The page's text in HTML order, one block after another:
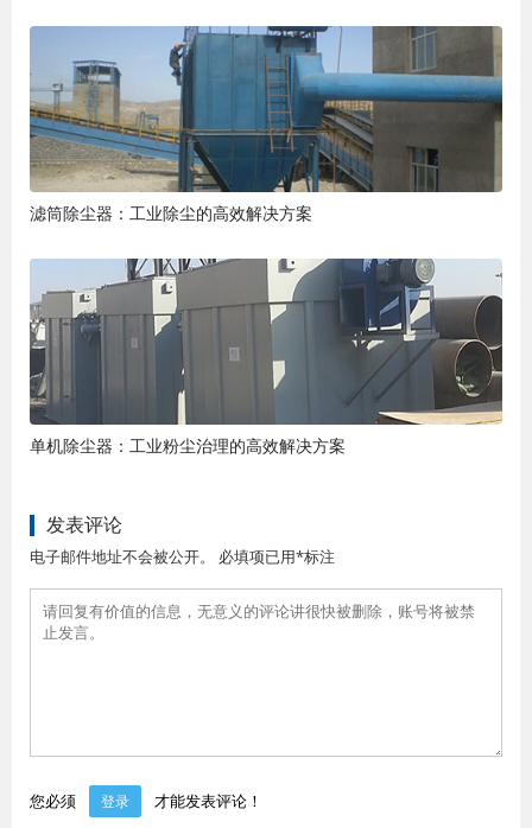
滤筒除尘器：工业除尘的高效解决方案
单机除尘器：工业粉尘治理的高效解决方案
发表评论
电子邮件地址不会被公开。 必填项已用*标注
您必须 登录 才能发表评论！